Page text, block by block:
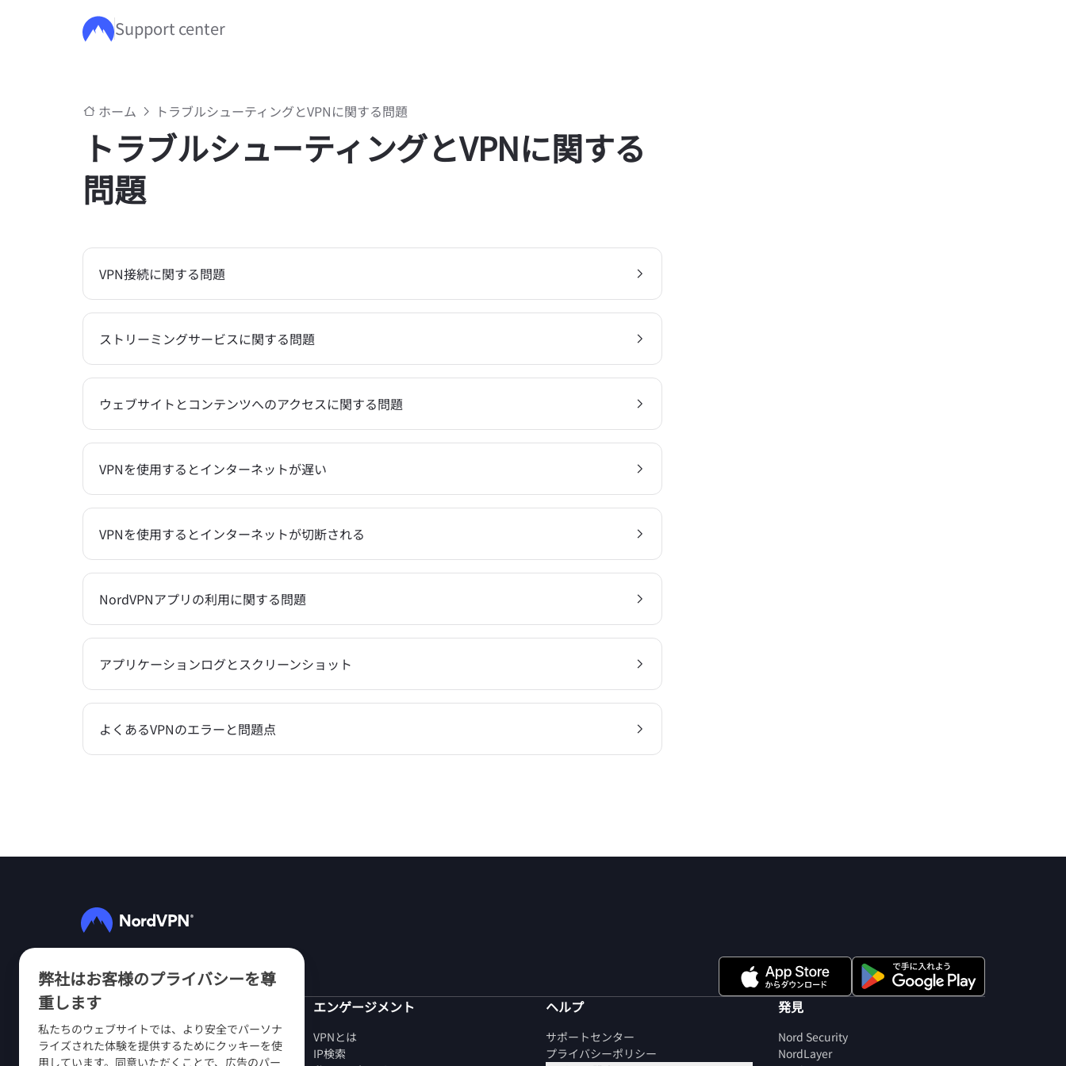
弊社はお客様のプライバシーを尊
重します
私たちのウェブサイトでは、より安全でパーソナ
ライズされた体験を提供するためにクッキーを使
用しています。同意いただくことで、広告のパー
メインコンテンツにスキップ
Support center
ホーム トラブルシューティングとVPNに関する問題
トラブルシューティングとVPNに関する
問題
VPN接続に関する問題
ストリーミングサービスに関する問題
ウェブサイトとコンテンツへのアクセスに関する問題
VPNを使用するとインターネットが遅い
VPNを使用するとインターネットが切断される
NordVPNアプリの利用に関する問題
アプリケーションログとスクリーンショット
よくあるVPNのエラーと問題点
NordVPN
当社について
採用情報
エンゲージメント
VPNとは
IP検索
ヘルプ
サポートセンター
プライバシーポリシー
発見
Nord Security
NordLayer